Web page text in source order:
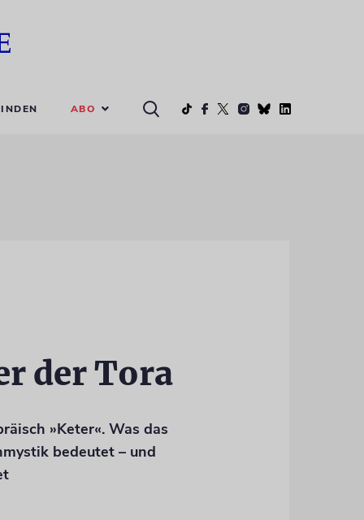
ABO
der Tora
»Keter«. Was das
bedeutet – und